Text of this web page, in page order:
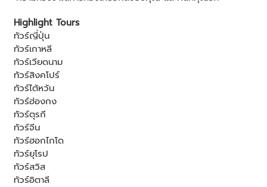
Highlight Tours
ทัวร์ญี่ปุ่น
ทัวร์เกาหลี
ทัวร์เวียดนาม
ทัวร์สิงคโปร์
ทัวร์ไต้หวัน
ทัวร์ฮ่องกง
ทัวร์ตุรกี
ทัวร์จีน
ทัวร์ฮอกไกโด
ทัวร์ยุโรป
ทัวร์สวิส
ทัวร์อิตาลี